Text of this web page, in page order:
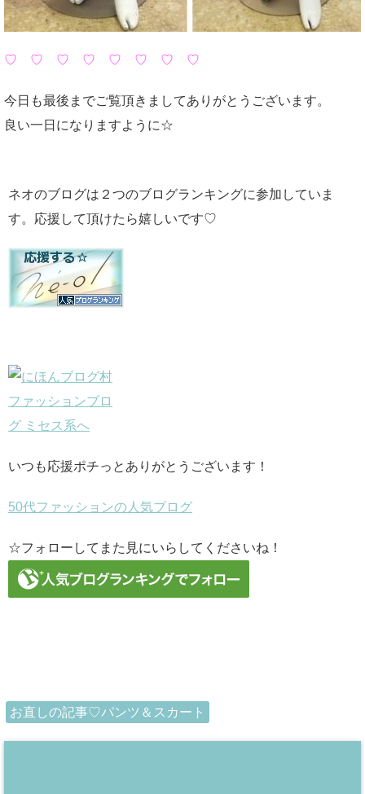
♡ ♡ ♡ ♡ ♡ ♡ ♡ ♡
今日も最後までご覧頂きましてありがとうございます。
良い一日になりますように☆
ネオのブログは２つのブログランキングに参加していま
す。応援して頂けたら嬉しいです♡
いつも応援ポチっとありがとうございます！
50代ファッションの人気ブログ
☆フォローしてまた見にいらしてくださいね！
お直しの記事♡パンツ＆スカート